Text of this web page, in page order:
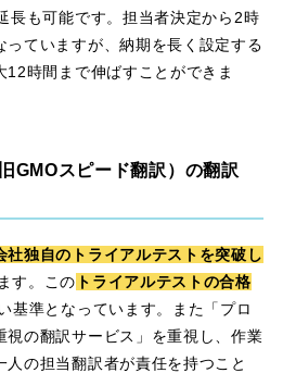
長も可能です。担当者決定から2時
っていますが、納期を長く設定する
12時間まで伸ばすことができま
GMOスピード翻訳）の翻訳
社独自のトライアルテストを突破し
す。この トライアルテストの合格
基準となっています。また「プロ
視の翻訳サービス」を重視し、作業
の担当翻訳者が責任を持つこと